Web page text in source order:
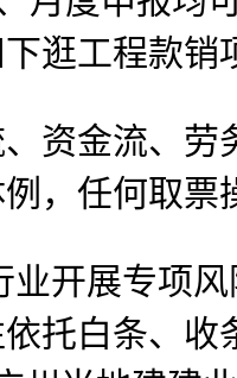
逛工程款销
金流、劳
，任何取票
开展专项风
托白条、